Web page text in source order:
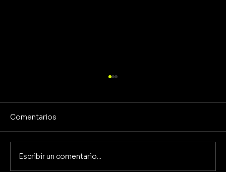
Comentarios
Escribir un comentario...